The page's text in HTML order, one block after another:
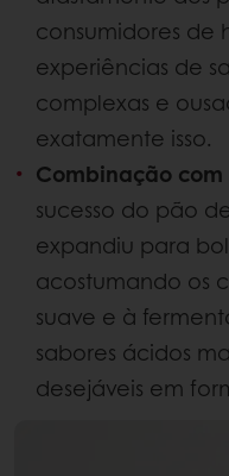
consumidores de
experiências de
complexas e
exatamente isso.
Combinação
sucesso do pão
expandiu para
acostumando os
suave e à
sabores ácidos
desejáveis em